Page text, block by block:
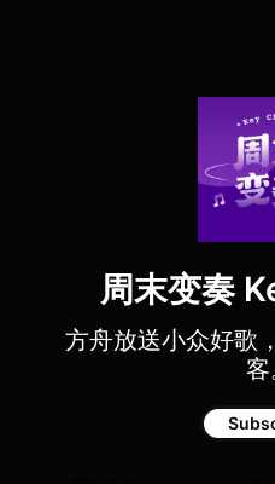
周末变奏
方舟放送小众好歌
客